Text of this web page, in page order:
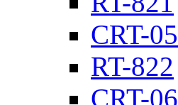
CRT-05
RT-822
CRT-06